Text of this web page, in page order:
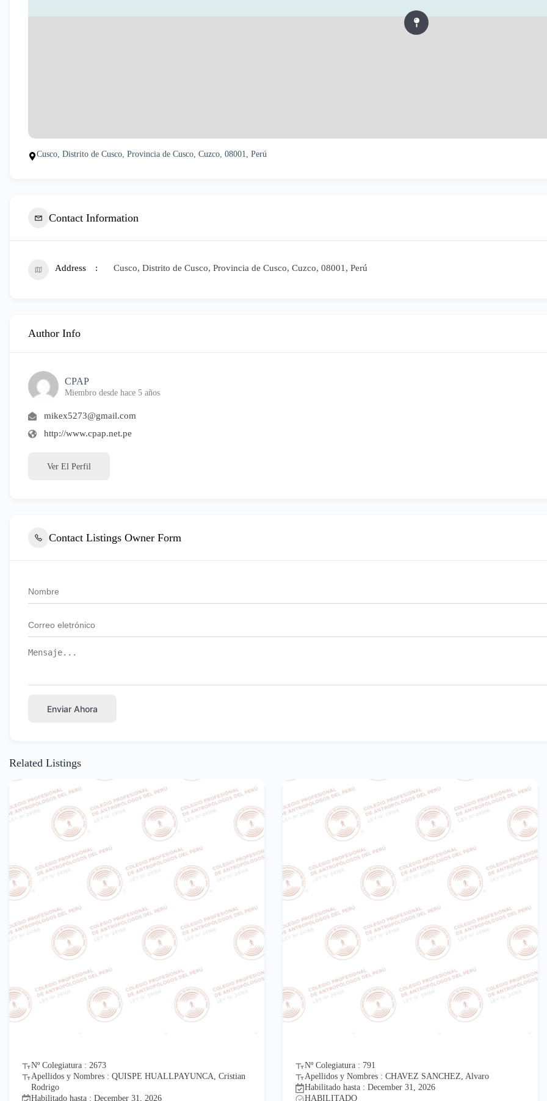
Cusco, Distrito de Cusco, Provincia de Cusco, Cuzco, 08001, Perú
Contact Information
Address Cusco, Distrito de Cusco, Provincia de Cusco, Cuzco, 08001, Perú
Author Info
CPAP
Miembro desde hace 5 años
mikex5273@gmail.com
http://www.cpap.net.pe
Ver El Perfil
Contact Listings Owner Form
Enviar Ahora
Related Listings
Nº Colegiatura : 2673
Apellidos y Nombres : QUISPE HUALLPAYUNCA, Cristian
Rodrigo
Habilitado hasta : December 31, 2026
Nº Colegiatura : 791
Apellidos y Nombres : CHAVEZ SANCHEZ, Alvaro
Habilitado hasta : December 31, 2026
HABILITADO